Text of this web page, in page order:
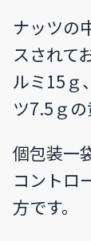
ナッツの
スされて
ルミ15ｇ
ツ7.5ｇの
個包装一
コントロ
方です。